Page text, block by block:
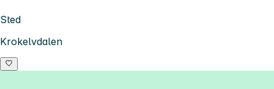
Sted
Krokelvdalen